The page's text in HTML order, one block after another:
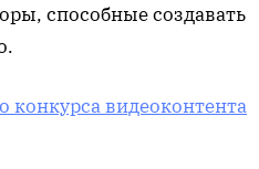
способные создавать
конкурса видеоконтента